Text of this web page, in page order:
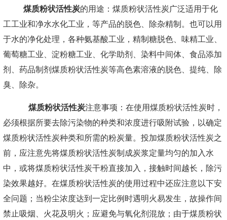
煤质粉状活性炭的用途： 煤质粉状活性炭广泛适用于化
工工业和净水水化工业，等产品的脱色、除杂精制。也可以用
于水的净化处理，各种氨基酸工业，精制糖脱色、味精工业、
葡萄糖工业、淀粉糖工业、化学助剂、染料中间体、食品添加
剂、药品制剂煤质粉状活性炭等高色素溶液的脱色、提纯、除
臭、除杂。
煤质粉状活性炭注意事项：在使用煤质粉状活性炭时，
必须根据所要去除污染物的种类和浓度进行吸附试验，以确定
煤质粉状活性炭种类和所需的粉炭量。投加煤质粉状活性炭之
前，应注意先将煤质粉状活性炭制成炭浆定量均匀的加入水
中，或将煤质粉状活性炭干粉直接加入，接触时间越长，除污
染效果越好。在煤质粉状活性炭的使用过程中还应注意以下安
全问题；当粉尘浓度达到一定比例时遇明火易发生，故操作间
禁止吸烟、火花及明火；应避免与氧化剂混放；由于煤质粉状